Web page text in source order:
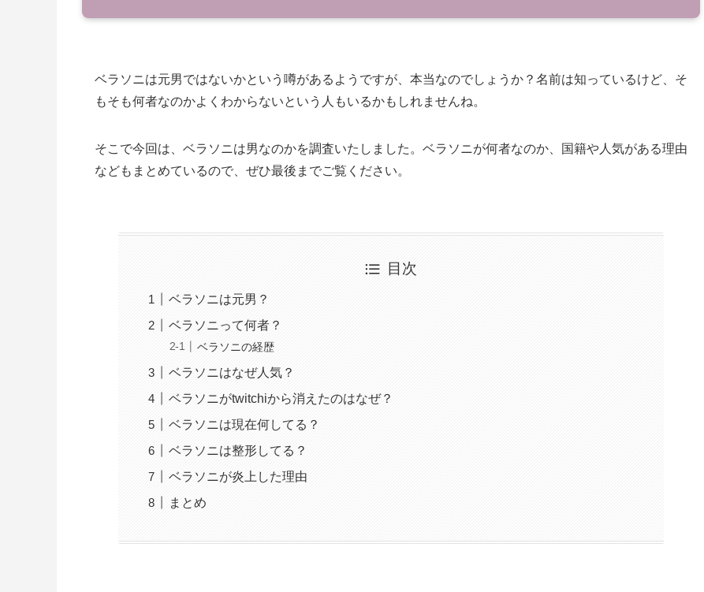
ベラソニは元男ではないかという噂があるようですが、本当なのでしょうか？名前は知っているけど、そ
もそも何者なのかよくわからないという人もいるかもしれませんね。
そこで今回は、ベラソニは男なのかを調査いたしました。ベラソニが何者なのか、国籍や人気がある理由
などもまとめているので、ぜひ最後までご覧ください。
目次
ベラソニは元男？
ベラソニって何者？
ベラソニの経歴
ベラソニはなぜ人気？
ベラソニがtwitchiから消えたのはなぜ？
ベラソニは現在何してる？
ベラソニは整形してる？
ベラソニが炎上した理由
まとめ